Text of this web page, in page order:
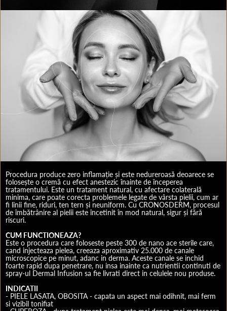
Procedura produce zero inflamație și este nedureroasă deoarece se
folosește o cremă cu efect anestezic înainte de începerea
tratamentului. Este un tratament natural, cu afectare colaterală
minima, care poate corecta problemele legate de vârsta pielii, cum ar
fi linii fine, riduri, ten tern și neuniform. Cu CRONOSDERM, procesul
de îmbătrânire al pielii este încetinit în mod natural, sigur și fără
riscuri.
CUM FUNCTIONEAZA?
Este o procedura care foloseste peste 300 de nano ace sterile care,
cand injecteaza pielea, creeaza aproximativ 25.000 de canale
microscopice pe minut, adanc in derma. Aceste canale se inchid
foarte rapid dupa penetrare, nu insa inainte ca nutrientii continuti de
spray-ul Dermal Infusion sa fie livrati direct in celulele nou produse.
INDICATII
- PIELE LASATA, OBOSITA - capata un aspect mai odihnit, mai ferm
si vizibil tonifiat